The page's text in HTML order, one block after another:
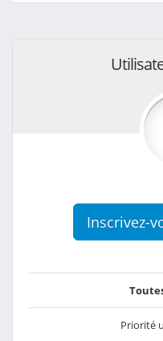
Inscrivez-
Priorité